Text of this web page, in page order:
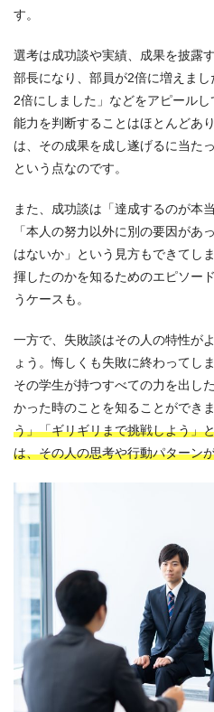
す。
選考は成功談や実績、成果を披露
部長になり、部員が2倍に増えま
2倍にしました」などをアピール
能力を判断することはほとんどあ
は、その成果を成し遂げるに当た
という点なのです。
また、成功談は「達成するのが本
「本人の努力以外に別の要因があ
はないか」という見方もできてし
揮したのかを知るためのエピソー
うケースも。
一方で、失敗談はその人の特性が
ょう。悔しくも失敗に終わってし
その学生が持つすべての力を出し
かった時のことを知ることができま
う」「ギリギリまで挑戦しよう」
は、その人の思考や行動パターン